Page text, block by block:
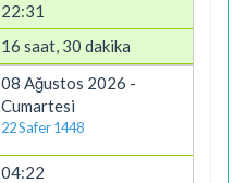
22:31
16 saat, 30 dakika
08 Ağustos 2026 -
Cumartesi
22 Safer 1448
04:22